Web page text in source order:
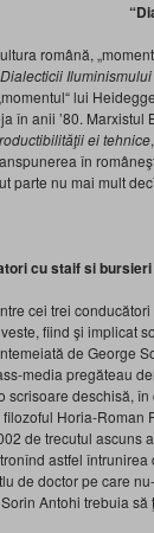
română,
Dialecticii Iluminismului
lui
în anii ’80.
ei tehnice
în
parte nu mai mult
cu staifsi bursieri
cei trei
fiind şi implicat
de George
media pregăteau
deschisă,
Horia-
de trecutul ascuns
astfel
de doctor pe care
Antohi trebuia să